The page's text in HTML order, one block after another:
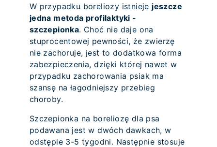
W przypadku boreliozy istnieje jeszcze
jedna metoda profilaktyki -
szczepionka. Choć nie daje ona
stuprocentowej pewności, że zwierzę
nie zachoruje, jest to dodatkowa forma
zabezpieczenia, dzięki której nawet w
przypadku zachorowania psiak ma
szansę na łagodniejszy przebieg
choroby.
Szczepionka na boreliozę dla psa
podawana jest w dwóch dawkach, w
odstępie 3-5 tygodni. Następnie stosuje